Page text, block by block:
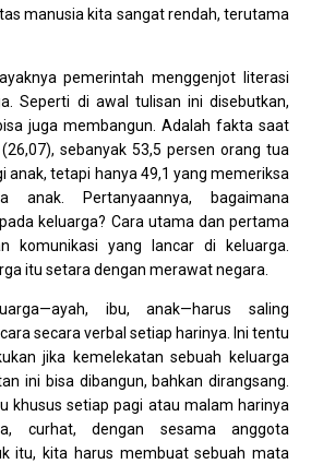
manusia kita sangat rendah, terutama
pemerintah menggenjot literasi
Seperti di awal tulisan ini disebutkan,
juga membangun. Adalah fakta saat
sebanyak 53,5 persen orang tua
anak, tetapi hanya 49,1 yang memeriksa
anak. Pertanyaannya, bagaimana
keluarga? Cara utama dan pertama
komunikasi yang lancar di keluarga.
itu setara dengan merawat negara.
ibu, anak—harus saling
secara verbal setiap harinya. Ini tentu
jika kemelekatan sebuah keluarga
ini bisa dibangun, bahkan dirangsang.
khusus setiap pagi atau malam harinya
curhat, dengan sesama anggota
itu, kita harus membuat sebuah mata